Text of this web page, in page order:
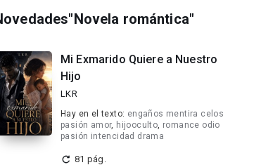
romántica"
Mi Exmarido Quiere a Nuestro
Hijo
LKR
Hay en el texto: engaños mentira celos
pasión amor, hijooculto, romance odio
pasión intencidad drama
81 pág.